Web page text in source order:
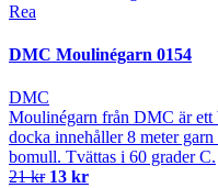
Rea
DMC Moulinégarn 0154
DMC
Moulinégarn från DMC är ett
docka innehåller 8 meter
bomull. Tvättas i 60 grader C.
21 kr 13 kr